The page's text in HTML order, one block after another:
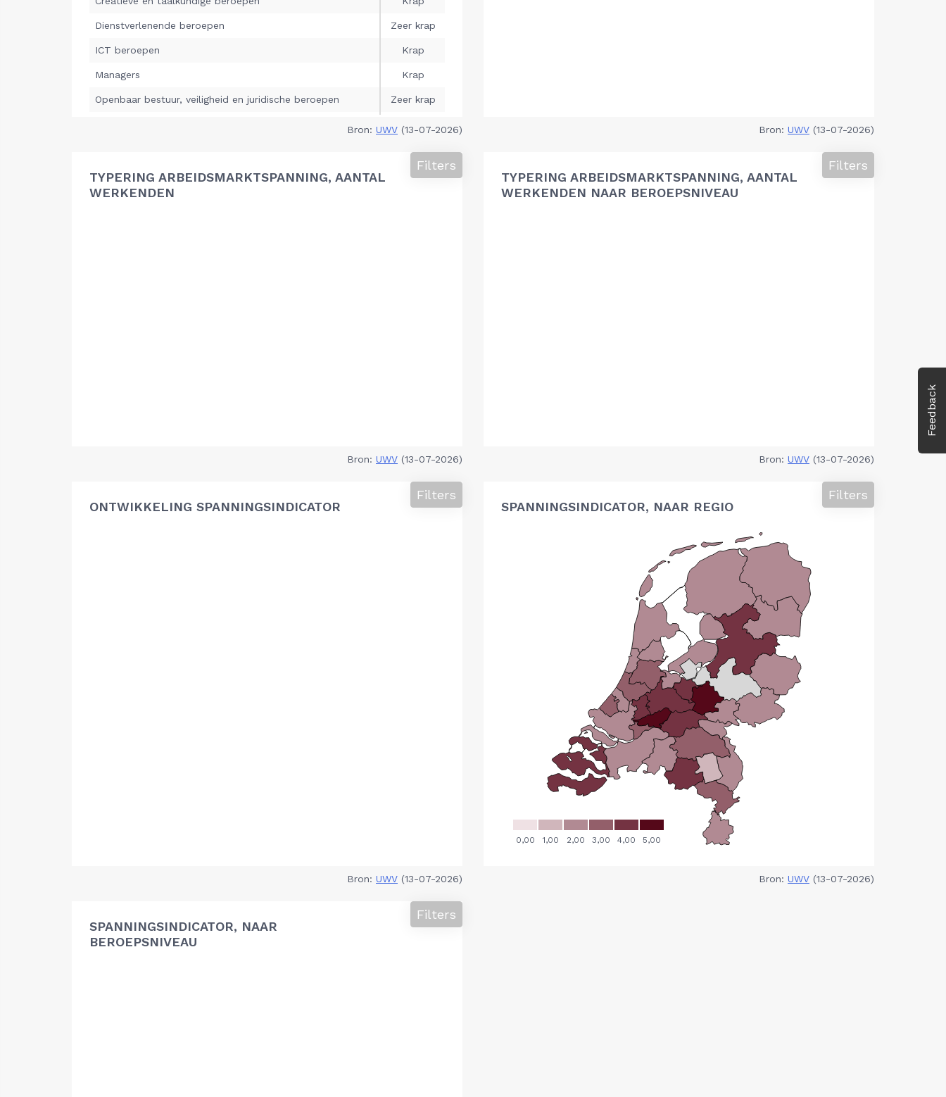
Feedback
Bron: UWV (13-07-2026) Bron: UWV (13-07-2026)
TYPERING ARBEIDSMARKTSPANNING, AANTAL
WERKENDEN
Filters
Bron: UWV (13-07-2026)
TYPERING ARBEIDSMARKTSPANNING, AANTAL
WERKENDEN NAAR BEROEPSNIVEAU
Filters
Bron: UWV (13-07-2026)
ONTWIKKELING SPANNINGSINDICATOR
Filters
Bron: UWV (13-07-2026)
SPANNINGSINDICATOR, NAAR REGIO
Filters
Bron: UWV (13-07-2026)
SPANNINGSINDICATOR, NAAR
BEROEPSNIVEAU
Filters